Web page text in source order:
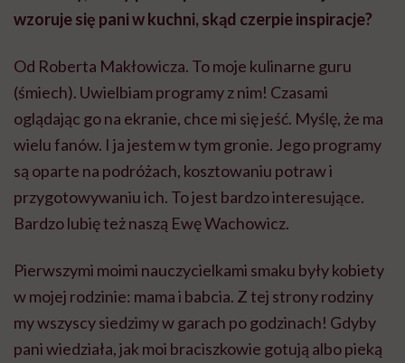
wzoruje się pani w kuchni, skąd czerpie inspiracje?
Od Roberta Makłowicza. To moje kulinarne guru
(śmiech). Uwielbiam programy z nim! Czasami
oglądając go na ekranie, chce mi się jeść. Myślę, że ma
wielu fanów. I ja jestem w tym gronie. Jego programy
są oparte na podróżach, kosztowaniu potraw i
przygotowywaniu ich. To jest bardzo interesujące.
Bardzo lubię też naszą Ewę Wachowicz.
Pierwszymi moimi nauczycielkami smaku były kobiety
w mojej rodzinie: mama i babcia. Z tej strony rodziny
my wszyscy siedzimy w garach po godzinach! Gdyby
pani wiedziała, jak moi braciszkowie gotują albo pieką